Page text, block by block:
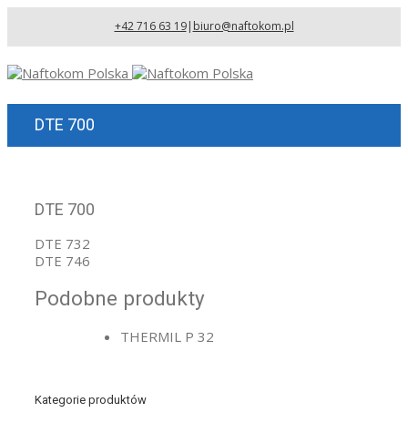
+42 716 63 19| biuro@naftokom.pl
DTE 700
DTE 700
DTE 732
DTE 746
Podobne produkty
THERMIL P 32
Kategorie produktów